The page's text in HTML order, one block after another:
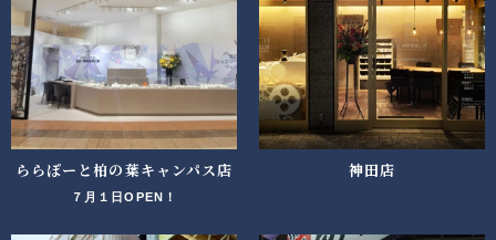
ららぽーと柏の葉キャンパス店
７月１日OPEN！
神田店